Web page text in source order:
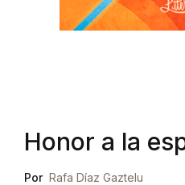
Honor a la
Por Rafa Díaz Gaztelu